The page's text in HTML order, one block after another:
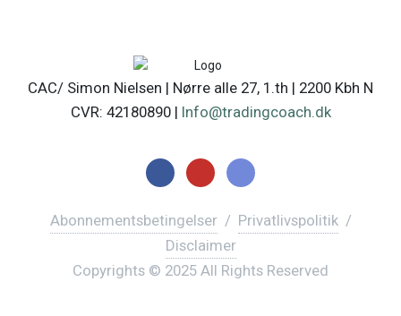
CAC/ Simon Nielsen | Nørre alle 27, 1.th | 2200 Kbh N
CVR: 42180890 | Info@tradingcoach.dk
Abonnementsbetingelser / Privatlivspolitik /
Disclaimer
Copyrights © 2025 All Rights Reserved